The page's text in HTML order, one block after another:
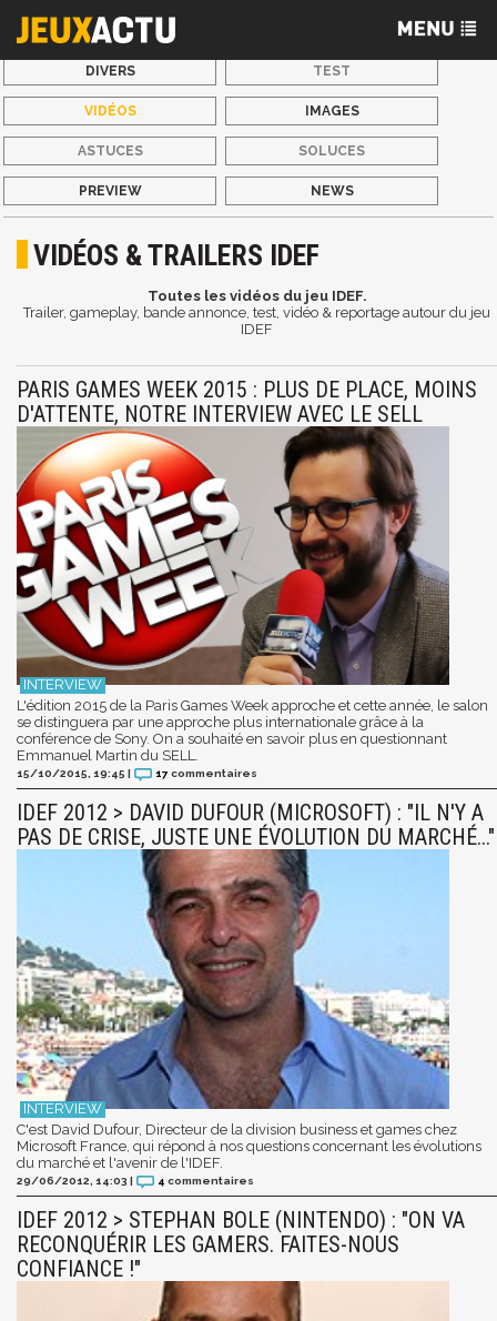
DIVERS TEST
VIDÉOS IMAGES
ASTUCES SOLUCES
PREVIEW NEWS
VIDÉOS & TRAILERS IDEF
Toutes les vidéos du jeu IDEF.
Trailer, gameplay, bande annonce, test, vidéo & reportage autour du jeu
IDEF
PARIS GAMES WEEK 2015 : PLUS DE PLACE, MOINS
D'ATTENTE, NOTRE INTERVIEW AVEC LE SELL
L'édition 2015 de la Paris Games Week approche et cette année, le salon
se distinguera par une approche plus internationale grâce à la
conférence de Sony. On a souhaité en savoir plus en questionnant
Emmanuel Martin du SELL.
15/10/2015, 19:45 | 17commentaires
IDEF 2012 > DAVID DUFOUR (MICROSOFT) : "IL N'Y A
PAS DE CRISE, JUSTE UNE ÉVOLUTION DU MARCHÉ..."
C'est David Dufour, Directeur de la division business et games chez
Microsoft France, qui répond à nos questions concernant les évolutions
du marché et l'avenir de l'IDEF.
29/06/2012, 14:03 | 4 commentaires
IDEF 2012 > STEPHAN BOLE (NINTENDO) : "ON VA
RECONQUÉRIR LES GAMERS. FAITES-NOUS
CONFIANCE !"